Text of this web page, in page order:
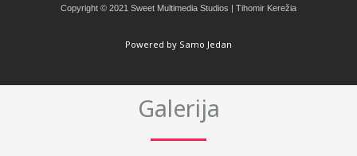
e
k
t
a
Copyright © 2021 Sweet Multimedia Studios | Tihomir Kerežia
Powered by Samo Jedan
Galerija